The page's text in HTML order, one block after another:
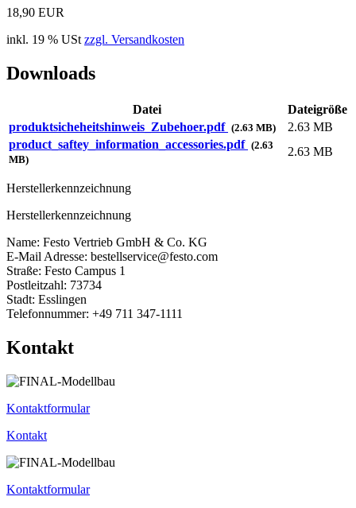
18,90 EUR
inkl. 19 % USt zzgl. Versandkosten
Downloads
Datei
Dateigröße
produktsicheheitshinweis_Zubehoer.pdf (2.63 MB)
2.63 MB
product_saftey_information_accessories.pdf (2.63
MB)
2.63 MB
Herstellerkennzeichnung
Herstellerkennzeichnung
Name: Festo Vertrieb GmbH & Co. KG
E-Mail Adresse: bestellservice@festo.com
Straße: Festo Campus 1
Postleitzahl: 73734
Stadt: Esslingen
Telefonnummer: +49 711 347-1111
Kontakt
Kontaktformular
Kontakt
Kontaktformular